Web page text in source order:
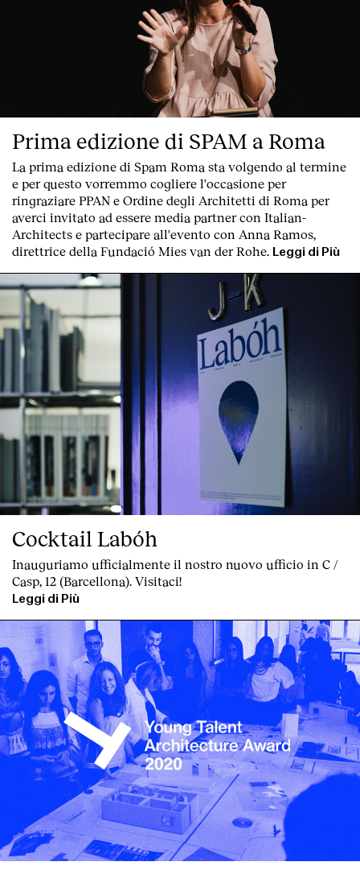
Prima edizione di SPAM a Roma
La prima edizione di Spam Roma sta volgendo al termine
e per questo vorremmo cogliere l'occasione per
ringraziare PPAN e Ordine degli Architetti di Roma per
averci invitato ad essere media partner con Italian-
Architects e partecipare all'evento con Anna Ramos,
direttrice della Fundació Mies van der Rohe. Leggi di Più
Cocktail Labóh
Inauguriamo ufficialmente il nostro nuovo ufficio in C /
Casp, 12 (Barcellona). Visitaci!
Leggi di Più